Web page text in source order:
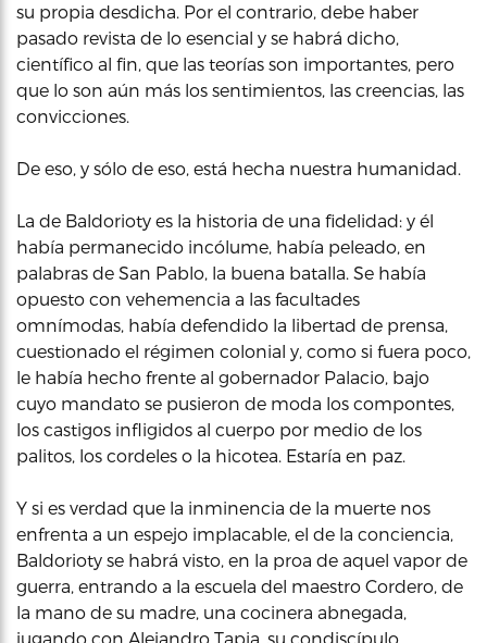
su propia desdicha. Por el contrario, debe haber
pasado revista de lo esencial y se habrá dicho,
científico al fin, que las teorías son importantes, pero
que lo son aún más los sentimientos, las creencias, las
convicciones.
De eso, y sólo de eso, está hecha nuestra humanidad.
La de Baldorioty es la historia de una fidelidad: y él
había permanecido incólume, había peleado, en
palabras de San Pablo, la buena batalla. Se había
opuesto con vehemencia a las facultades
omnímodas, había defendido la libertad de prensa,
cuestionado el régimen colonial y, como si fuera poco,
le había hecho frente al gobernador Palacio, bajo
cuyo mandato se pusieron de moda los compontes,
los castigos infligidos al cuerpo por medio de los
palitos, los cordeles o la hicotea. Estaría en paz.
Y si es verdad que la inminencia de la muerte nos
enfrenta a un espejo implacable, el de la conciencia,
Baldorioty se habrá visto, en la proa de aquel vapor de
guerra, entrando a la escuela del maestro Cordero, de
la mano de su madre, una cocinera abnegada,
jugando con Alejandro Tapia, su condiscípulo,